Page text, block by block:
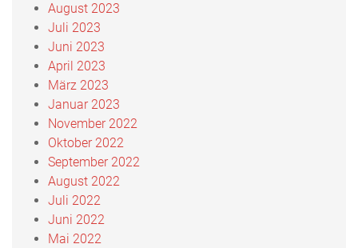
August 2023
Juli 2023
Juni 2023
April 2023
März 2023
Januar 2023
November 2022
Oktober 2022
September 2022
August 2022
Juli 2022
Juni 2022
Mai 2022